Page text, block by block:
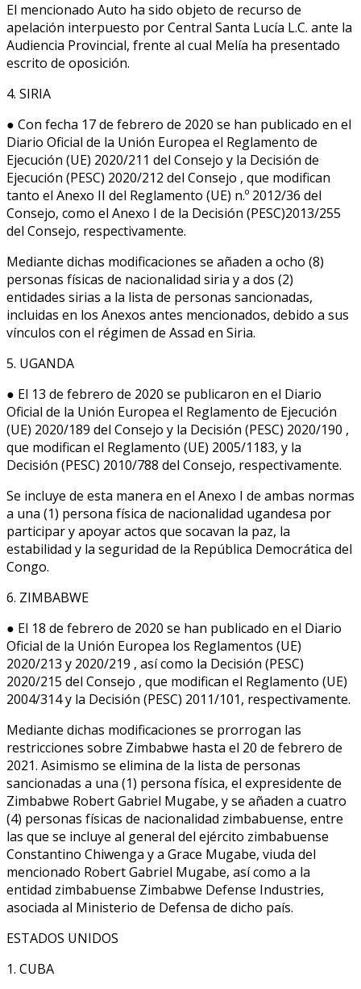
El mencionado Auto ha sido objeto de recurso de
apelación interpuesto por Central Santa Lucía L.C. ante la
Audiencia Provincial, frente al cual Melía ha presentado
escrito de oposición.
4. SIRIA
● Con fecha 17 de febrero de 2020 se han publicado en el
Diario Oficial de la Unión Europea el Reglamento de
Ejecución (UE) 2020/211 del Consejo y la Decisión de
Ejecución (PESC) 2020/212 del Consejo , que modifican
tanto el Anexo II del Reglamento (UE) n.º 2012/36 del
Consejo, como el Anexo I de la Decisión (PESC)2013/255
del Consejo, respectivamente.
Mediante dichas modificaciones se añaden a ocho (8)
personas físicas de nacionalidad siria y a dos (2)
entidades sirias a la lista de personas sancionadas,
incluidas en los Anexos antes mencionados, debido a sus
vínculos con el régimen de Assad en Siria.
5. UGANDA
● El 13 de febrero de 2020 se publicaron en el Diario
Oficial de la Unión Europea el Reglamento de Ejecución
(UE) 2020/189 del Consejo y la Decisión (PESC) 2020/190 ,
que modifican el Reglamento (UE) 2005/1183, y la
Decisión (PESC) 2010/788 del Consejo, respectivamente.
Se incluye de esta manera en el Anexo I de ambas normas
a una (1) persona física de nacionalidad ugandesa por
participar y apoyar actos que socavan la paz, la
estabilidad y la seguridad de la República Democrática del
Congo.
6. ZIMBABWE
● El 18 de febrero de 2020 se han publicado en el Diario
Oficial de la Unión Europea los Reglamentos (UE)
2020/213 y 2020/219 , así como la Decisión (PESC)
2020/215 del Consejo , que modifican el Reglamento (UE)
2004/314 y la Decisión (PESC) 2011/101, respectivamente.
Mediante dichas modificaciones se prorrogan las
restricciones sobre Zimbabwe hasta el 20 de febrero de
2021. Asimismo se elimina de la lista de personas
sancionadas a una (1) persona física, el expresidente de
Zimbabwe Robert Gabriel Mugabe, y se añaden a cuatro
(4) personas físicas de nacionalidad zimbabuense, entre
las que se incluye al general del ejército zimbabuense
Constantino Chiwenga y a Grace Mugabe, viuda del
mencionado Robert Gabriel Mugabe, así como a la
entidad zimbabuense Zimbabwe Defense Industries,
asociada al Ministerio de Defensa de dicho país.
ESTADOS UNIDOS
1. CUBA